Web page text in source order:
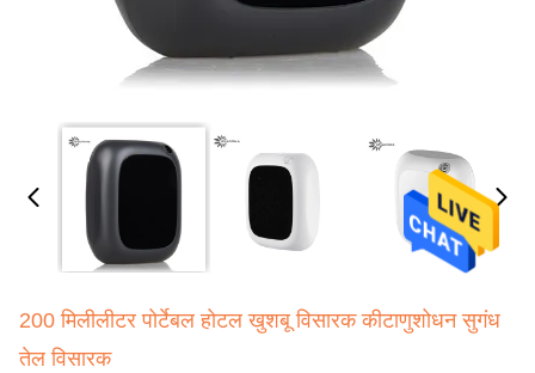
200 मिलीलीटर पोर्टेबल होटल खुशबू विसारक कीटाणुशोधन सुगंध
तेल विसारक